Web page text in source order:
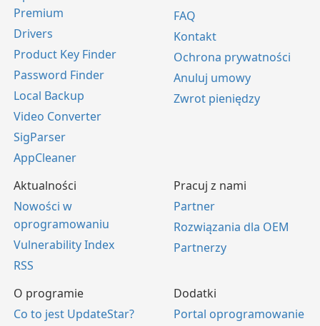
Premium
Drivers
Product Key Finder
Password Finder
Local Backup
Video Converter
SigParser
AppCleaner
FAQ
Kontakt
Ochrona prywatności
Anuluj umowy
Zwrot pieniędzy
Aktualności
Nowości w
oprogramowaniu
Vulnerability Index
RSS
Pracuj z nami
Partner
Rozwiązania dla OEM
Partnerzy
O programie
Co to jest UpdateStar?
Dodatki
Portal oprogramowanie